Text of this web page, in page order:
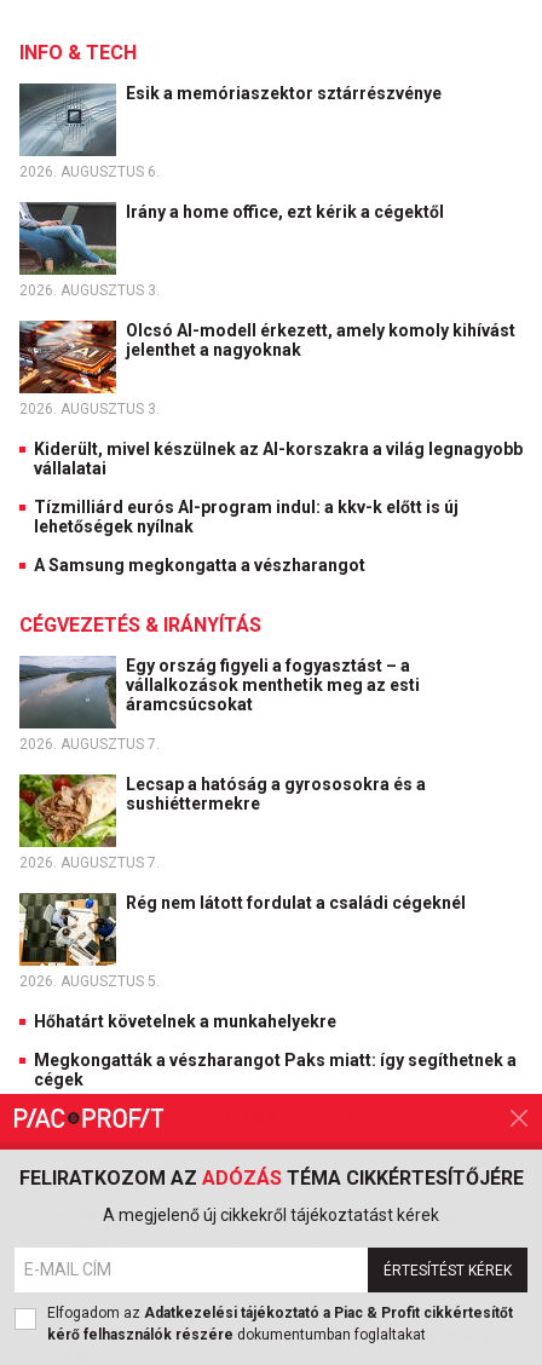
FELIRATKOZOM AZ ADÓZÁSTÉMA CIKKÉRTESÍTŐJÉRE
A megjelenő új cikkekről tájékoztatást kérek
ÉRTESÍTÉST KÉREK
Elfogadom az Adatkezelési tájékoztató a Piac & Profit cikkértesítőt
kérő felhasználók részére dokumentumban foglaltakat
INFO & TECH
Esik a memóriaszektor sztárrészvénye
2026. AUGUSZTUS 6.
Irány a home office, ezt kérik a cégektől
2026. AUGUSZTUS 3.
Olcsó AI-modell érkezett, amely komoly kihívást
jelenthet a nagyoknak
2026. AUGUSZTUS 3.
Kiderült, mivel készülnek az AI-korszakra a világ legnagyobb
vállalatai
Tízmilliárd eurós AI-program indul: a kkv-k előtt is új
lehetőségek nyílnak
A Samsung megkongatta a vészharangot
CÉGVEZETÉS & IRÁNYÍTÁS
Egy ország figyeli a fogyasztást – a
vállalkozások menthetik meg az esti
áramcsúcsokat
2026. AUGUSZTUS 7.
Lecsap a hatóság a gyrososokra és a
sushiéttermekre
2026. AUGUSZTUS 7.
Rég nem látott fordulat a családi cégeknél
2026. AUGUSZTUS 5.
Hőhatárt követelnek a munkahelyekre
Megkongatták a vészharangot Paks miatt: így segíthetnek a
cégek
Irány a home office, ezt kérik a cégektől
PIAC & MARKETING
Nincs olyan, hogy egészséges élelmiszer?
2026. AUGUSZTUS 7.
A külföldi utazási iroda csődje után üzentek a